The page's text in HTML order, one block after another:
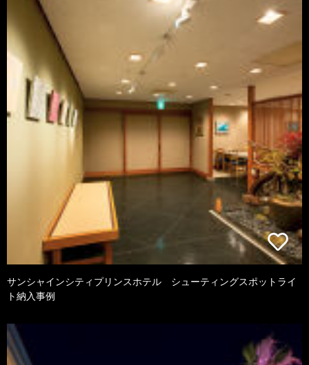
サンシャインシティプリンスホテル シューティングスポットライ
ト納入事例